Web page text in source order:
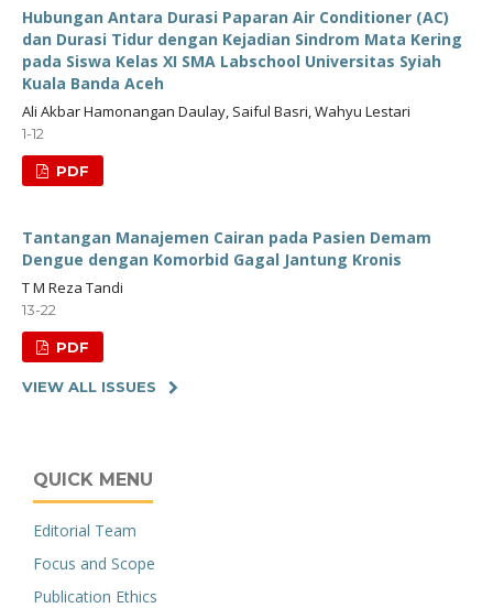
Hubungan Antara Durasi Paparan Air Conditioner (AC)
dan Durasi Tidur dengan Kejadian Sindrom Mata Kering
pada Siswa Kelas XI SMA Labschool Universitas Syiah
Kuala Banda Aceh
Ali Akbar Hamonangan Daulay, Saiful Basri, Wahyu Lestari
1-12
PDF
Tantangan Manajemen Cairan pada Pasien Demam
Dengue dengan Komorbid Gagal Jantung Kronis
T M Reza Tandi
13-22
PDF
VIEW ALL ISSUES
QUICK MENU
Editorial Team
Focus and Scope
Publication Ethics